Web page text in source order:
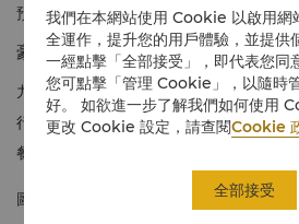
預訂電話號碼 1 866 565 5050
豪華舒適，飽覽窗外絢麗美景
九龍香格里拉的行政套房為賓客提供更寬
行政套房的賓客可特享豪華閣的尊崇禮遇
餐和於晚上享用雞尾酒和餐酒等。
圖片僅供參考。
我們在本網站使用 Cookie 以啟用網
全運作，提升您的用戶體驗，並提供
一經點擊「全部接受」，即代表您同
您可點擊「管理 Cookie」，以隨時
好。 如欲進一步了解我們如何使用
更改 Cookie 設定，請查閱Cookie
全部接受